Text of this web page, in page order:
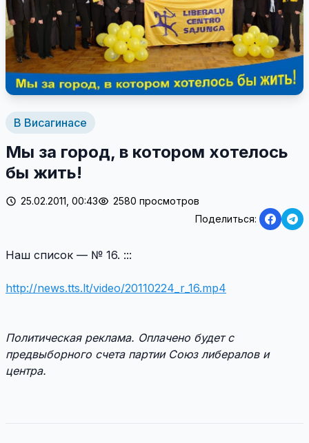
В Висагинасе
Мы за город, в котором хотелось
бы жить!
25.02.2011, 00:43
2580 просмотров
Поделиться:
Наш список — № 16. :::
http://news.tts.lt/video/20110224_r_16.mp4
Политическая реклама. Оплачено будет с
предвыборного счета партии Союз либералов и
центра.